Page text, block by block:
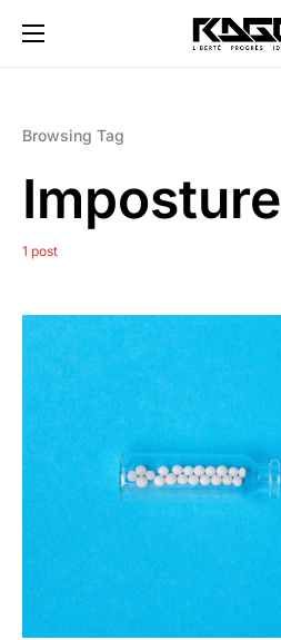
Browsing Tag
Imposture
1 post